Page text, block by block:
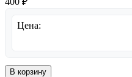
Цена:
В корзину